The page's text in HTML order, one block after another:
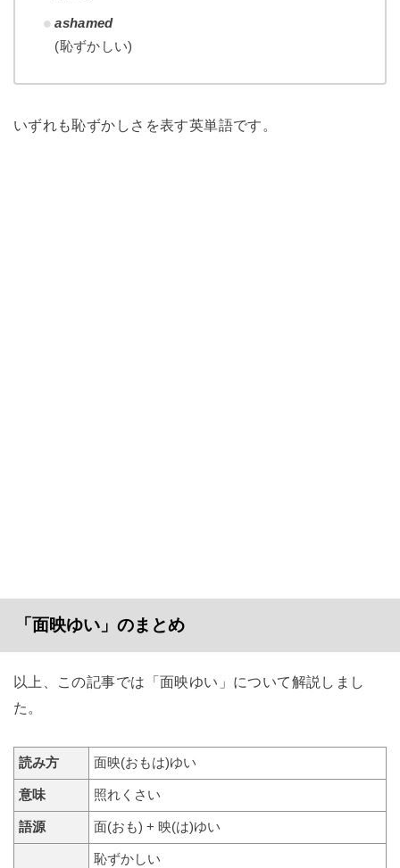
ashamed
(恥ずかしい)
いずれも恥ずかしさを表す英単語です。
「面映ゆい」のまとめ
以上、この記事では「面映ゆい」について解説しまし
た。
読み方 面映(おもは)ゆい
意味 照れくさい
語源 面(おも) + 映(は)ゆい
恥ずかしい